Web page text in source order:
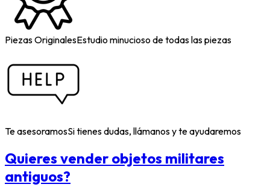
Piezas OriginalesEstudio minucioso de todas las piezas
Te asesoramosSi tienes dudas, llámanos y te ayudaremos
Quieres vender objetos militares
antiguos?